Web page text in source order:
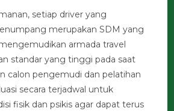
setiap driver yang
merupakan SDM yang
armada travel
standar yang tinggi pada saat
calon pengemudi dan pelatihan
secara terjadwal untuk
fisik dan psikis agar dapat terus